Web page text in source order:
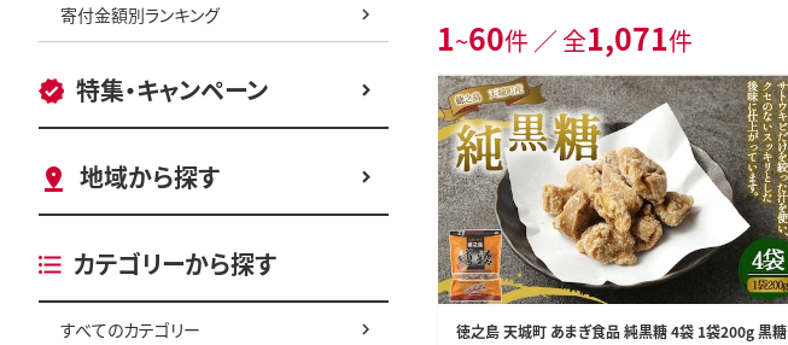
寄付金額別ランキング
特集・キャンペーン
地域から探す
カテゴリーから探す
すべてのカテゴリー
1~60件 ／ 全1,071件
徳之島 天城町 あまぎ食品 純黒糖 4袋 1袋200g 黒糖